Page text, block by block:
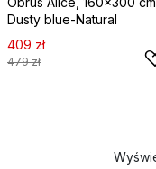
Dusty blue-Natural
409 zł
479 zł